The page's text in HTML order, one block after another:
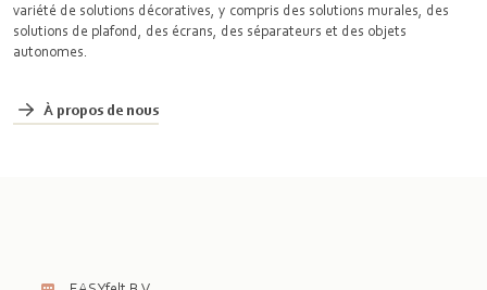
variété de solutions décoratives, y compris des solutions murales, des
solutions de plafond, des écrans, des séparateurs et des objets
autonomes.
À propos de nous